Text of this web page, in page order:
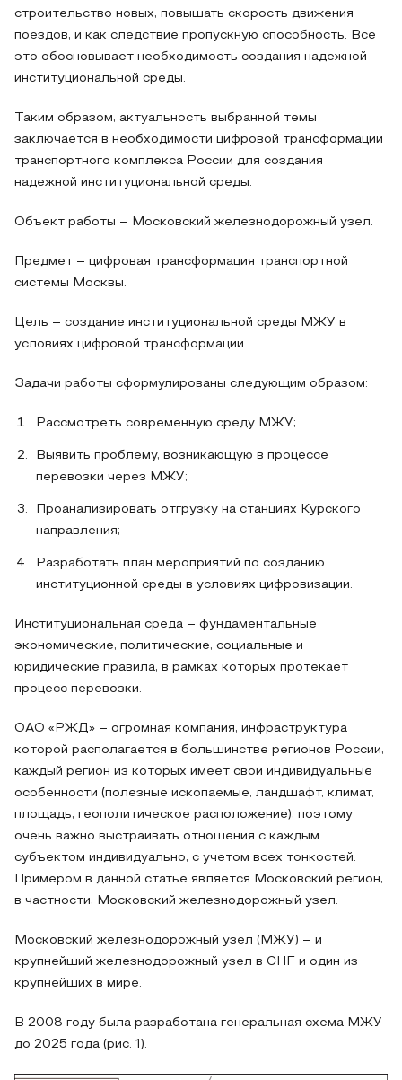
строительство новых, повышать скорость движения
поездов, и как следствие пропускную способность. Все
это обосновывает необходимость создания надежной
институциональной среды.
Таким образом, актуальность выбранной темы
заключается в необходимости цифровой трансформации
транспортного комплекса России для создания
надежной институциональной среды.
Объект работы – Московский железнодорожный узел.
Предмет – цифровая трансформация транспортной
системы Москвы.
Цель – создание институциональной среды МЖУ в
условиях цифровой трансформации.
Задачи работы сформулированы следующим образом:
Рассмотреть современную среду МЖУ;
Выявить проблему, возникающую в процессе
перевозки через МЖУ;
Проанализировать отгрузку на станциях Курского
направления;
Разработать план мероприятий по созданию
институционной среды в условиях цифровизации.
Институциональная среда – фундаментальные
экономические, политические, социальные и
юридические правила, в рамках которых протекает
процесс перевозки.
ОАО «РЖД» – огромная компания, инфраструктура
которой располагается в большинстве регионов России,
каждый регион из которых имеет свои индивидуальные
особенности (полезные ископаемые, ландшафт, климат,
площадь, геополитическое расположение), поэтому
очень важно выстраивать отношения с каждым
субъектом индивидуально, с учетом всех тонкостей.
Примером в данной статье является Московский регион,
в частности, Московский железнодорожный узел.
Московский железнодорожный узел (МЖУ) – и
крупнейший железнодорожный узел в СНГ и один из
крупнейших в мире.
В 2008 году была разработана генеральная схема МЖУ
до 2025 года (рис. 1).